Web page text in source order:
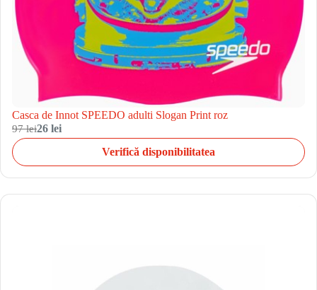
Casca de Innot SPEEDO adulti Slogan Print roz
97 lei26 lei
Verifică disponibilitatea